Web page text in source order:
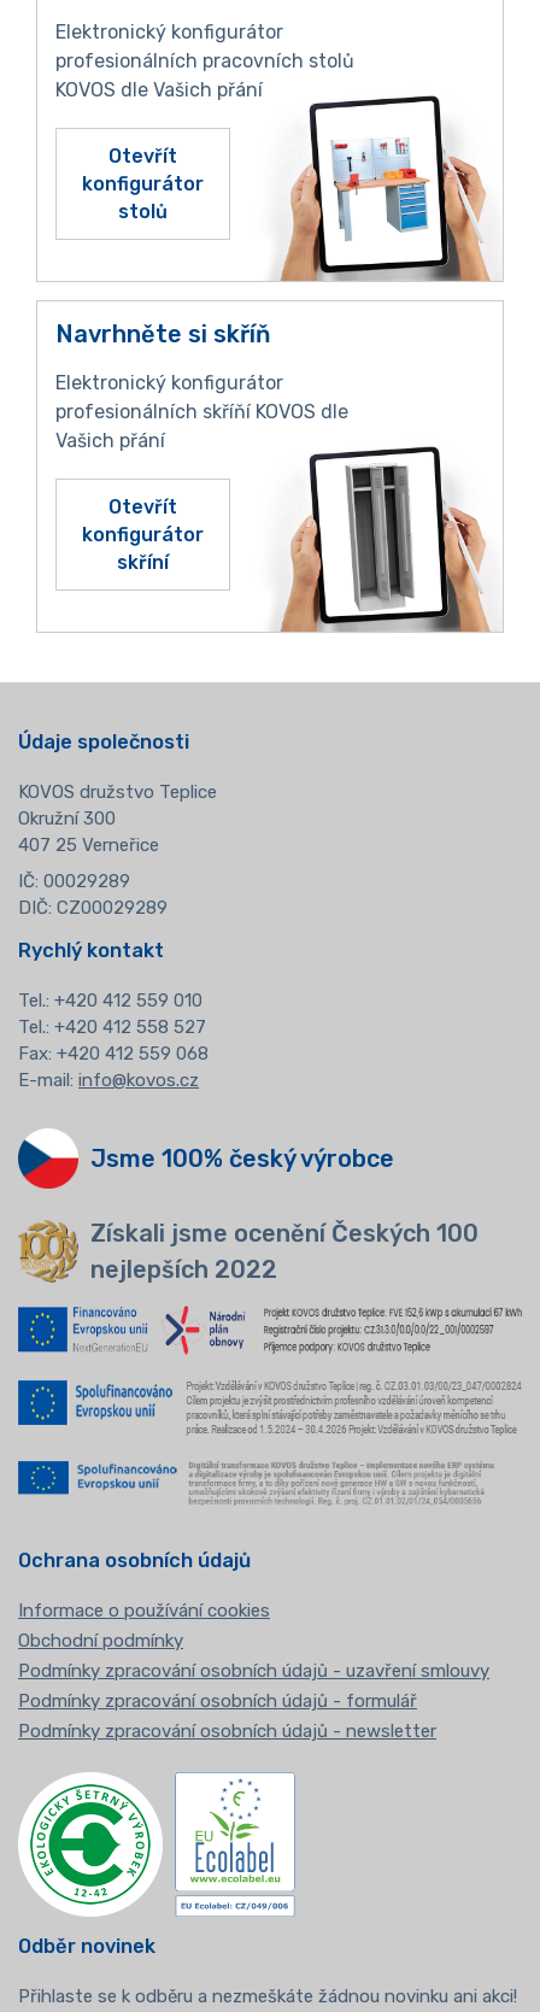
Elektronický konfigurátor
profesionálních pracovních stolů
KOVOS dle Vašich přání
Otevřít
konfigurátor
stolů
Navrhněte si skříň
Elektronický konfigurátor
profesionálních skříňí KOVOS dle
Vašich přání
Otevřít
konfigurátor
skříní
Údaje společnosti
KOVOS družstvo Teplice
Okružní 300
407 25 Verneřice
IČ: 00029289
DIČ: CZ00029289
Rychlý kontakt
Tel.: +420 412 559 010
Tel.: +420 412 558 527
Fax: +420 412 559 068
E-mail: info@kovos.cz
Jsme 100% český výrobce
Získali jsme ocenění Českých 100
nejlepších 2022
Ochrana osobních údajů
Informace o používání cookies
Obchodní podmínky
Podmínky zpracování osobních údajů - uzavření smlouvy
Podmínky zpracování osobních údajů - formulář
Podmínky zpracování osobních údajů - newsletter
Odběr novinek
Přihlaste se k odběru a nezmeškáte žádnou novinku ani akci!